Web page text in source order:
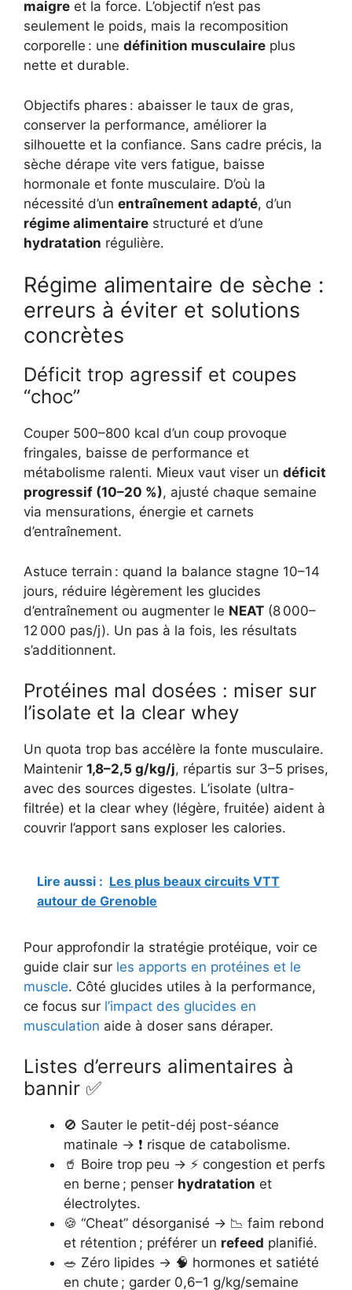
maigre et la force. L’objectif n’est pas
seulement le poids, mais la recomposition
corporelle : une définition musculaire plus
nette et durable.
Objectifs phares : abaisser le taux de gras,
conserver la performance, améliorer la
silhouette et la confiance. Sans cadre précis, la
sèche dérape vite vers fatigue, baisse
hormonale et fonte musculaire. D’où la
nécessité d’un entraînement adapté, d’un
régime alimentaire structuré et d’une
hydratation régulière.
Régime alimentaire de sèche :
erreurs à éviter et solutions
concrètes
Déficit trop agressif et coupes
“choc”
Couper 500–800 kcal d’un coup provoque
fringales, baisse de performance et
métabolisme ralenti. Mieux vaut viser un déficit
progressif (10–20 %), ajusté chaque semaine
via mensurations, énergie et carnets
d’entraînement.
Astuce terrain : quand la balance stagne 10–14
jours, réduire légèrement les glucides
d’entraînement ou augmenter le NEAT (8 000–
12 000 pas/j). Un pas à la fois, les résultats
s’additionnent.
Protéines mal dosées : miser sur
l’isolate et la clear whey
Un quota trop bas accélère la fonte musculaire.
Maintenir 1,8–2,5 g/kg/j, répartis sur 3–5 prises,
avec des sources digestes. L’isolate (ultra-
filtrée) et la clear whey (légère, fruitée) aident à
couvrir l’apport sans exploser les calories.
Lire aussi : Les plus beaux circuits VTT
autour de Grenoble
Pour approfondir la stratégie protéique, voir ce
guide clair sur les apports en protéines et le
muscle. Côté glucides utiles à la performance,
ce focus sur l’impact des glucides en
musculation aide à doser sans déraper.
Listes d’erreurs alimentaires à
bannir ✅
🚫 Sauter le petit-déj post-séance
matinale → ❗ risque de catabolisme.
🥤 Boire trop peu → ⚡ congestion et perfs
en berne ; penser hydratation et
électrolytes.
🍪 “Cheat” désorganisé → 📉 faim rebond
et rétention ; préférer un refeed planifié.
🥗 Zéro lipides → 🧠 hormones et satiété
en chute ; garder 0,6–1 g/kg/semaine